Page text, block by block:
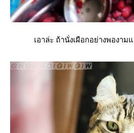
เอาล่ะ ถ้านั่งเผือกอย่างพองาม